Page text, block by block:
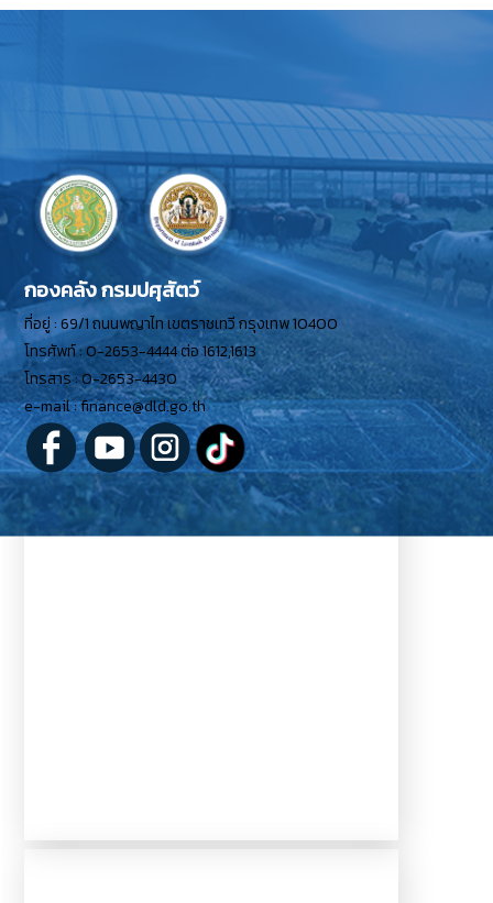
กองคลัง กรมปศุสัตว์
ที่อยู่ : 69/1 ถนนพญาไท เขตราชเทวี กรุงเทพ 10400
โทรศัพท์ : 0-2653-4444 ต่อ 1612,1613
โทรสาร : 0-2653-4430
e-mail : finance@dld.go.th